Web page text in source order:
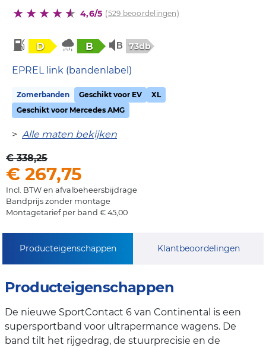
4,6/5 (529 beoordelingen)
D B 73db
EPREL link (bandenlabel)
Zomerbanden Geschikt voor EV
XL
Geschikt voor Mercedes AMG
> Alle maten bekijken
€ 338,25
€ 267,75
Incl. BTW en afvalbeheersbijdrage
Bandprijs zonder montage
Montagetarief per band € 45,00
Producteigenschappen Klantbeoordelingen
Producteigenschappen
De nieuwe SportContact 6 van Continental is een
supersportband voor ultrapermance wagens. De
band tilt het rijgedrag, de stuurprecisie en de